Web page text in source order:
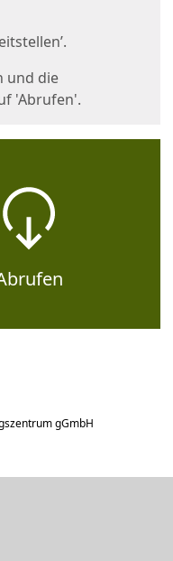
und die
'Abrufen'.
gGmbH